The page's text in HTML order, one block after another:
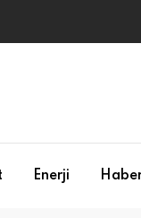
Enerji